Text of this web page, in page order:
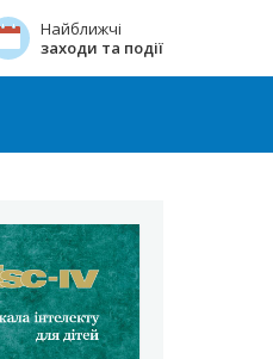
Найближчі
заходи та події